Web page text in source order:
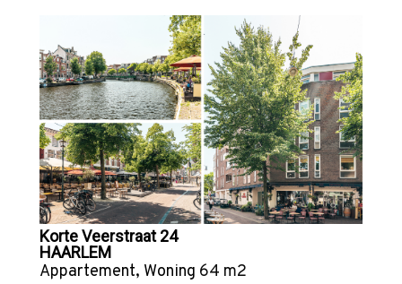
Korte Veerstraat 24
HAARLEM
Appartement, Woning 64 m2